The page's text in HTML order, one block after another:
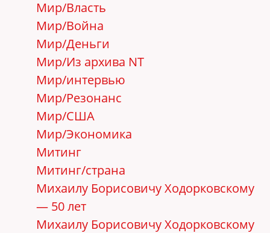
Мир/Власть
Мир/Война
Мир/Деньги
Мир/Из архива NT
Мир/интервью
Мир/Резонанс
Мир/США
Мир/Экономика
Митинг
Митинг/страна
Михаилу Борисовичу Ходорковскому
— 50 лет
Михаилу Борисовичу Ходорковскому